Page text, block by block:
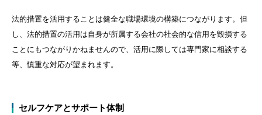
法的措置を活用することは健全な職場環境の構築につながります。但
し、法的措置の活用は自身が所属する会社の社会的な信用を毀損する
ことにもつながりかねませんので、活用に際しては専門家に相談する
等、慎重な対応が望まれます。
セルフケアとサポート体制